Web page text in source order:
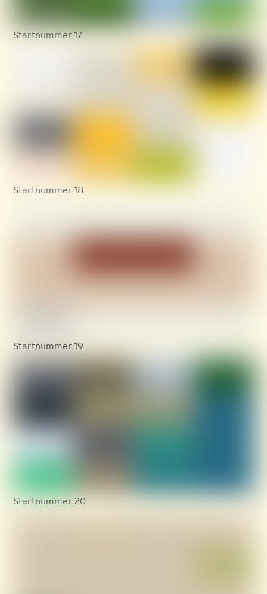
Startnummer 17
Startnummer 18
Startnummer 19
Startnummer 20